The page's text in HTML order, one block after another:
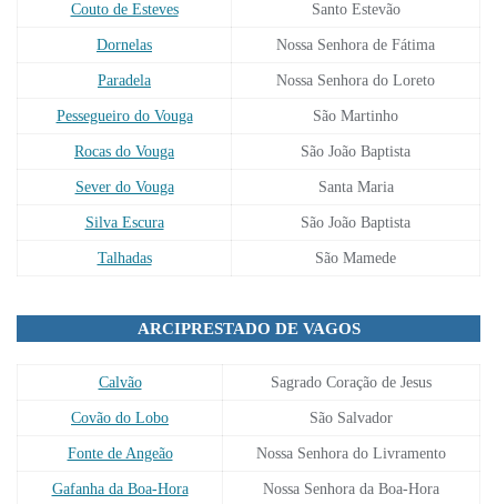
Couto de Esteves Santo Estevão
Dornelas Nossa Senhora de Fátima
Paradela Nossa Senhora do Loreto
Pessegueiro do Vouga São Martinho
Rocas do Vouga São João Baptista
Sever do Vouga Santa Maria
Silva Escura São João Baptista
Talhadas São Mamede
ARCIPRESTADO DE VAGOS
Calvão Sagrado Coração de Jesus
Covão do Lobo São Salvador
Fonte de Angeão Nossa Senhora do Livramento
Gafanha da Boa-Hora Nossa Senhora da Boa-Hora